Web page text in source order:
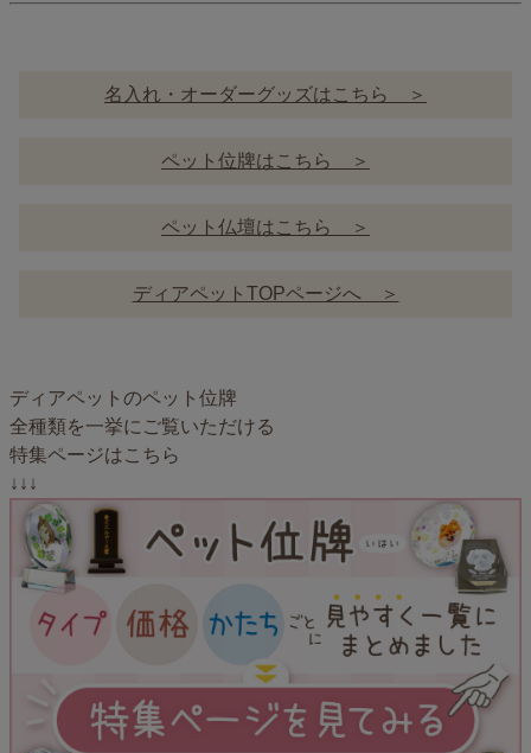
名入れ・オーダーグッズはこちら ＞
ペット位牌はこちら ＞
ペット仏壇はこちら ＞
ディアペットTOPページへ ＞
ディアペットのペット位牌
全種類を一挙にご覧いただける
特集ページはこちら
↓↓↓